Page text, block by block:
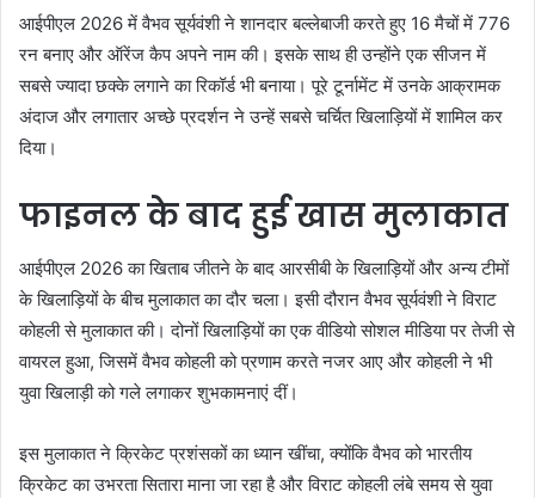
आईपीएल 2026 में वैभव सूर्यवंशी ने शानदार बल्लेबाजी करते हुए 16 मैचों में 776
रन बनाए और ऑरेंज कैप अपने नाम की। इसके साथ ही उन्होंने एक सीजन में
सबसे ज्यादा छक्के लगाने का रिकॉर्ड भी बनाया। पूरे टूर्नामेंट में उनके आक्रामक
अंदाज और लगातार अच्छे प्रदर्शन ने उन्हें सबसे चर्चित खिलाड़ियों में शामिल कर
दिया।
फाइनल के बाद हुई खास मुलाकात
आईपीएल 2026 का खिताब जीतने के बाद आरसीबी के खिलाड़ियों और अन्य टीमों
के खिलाड़ियों के बीच मुलाकात का दौर चला। इसी दौरान वैभव सूर्यवंशी ने विराट
कोहली से मुलाकात की। दोनों खिलाड़ियों का एक वीडियो सोशल मीडिया पर तेजी से
वायरल हुआ, जिसमें वैभव कोहली को प्रणाम करते नजर आए और कोहली ने भी
युवा खिलाड़ी को गले लगाकर शुभकामनाएं दीं।
इस मुलाकात ने क्रिकेट प्रशंसकों का ध्यान खींचा, क्योंकि वैभव को भारतीय
क्रिकेट का उभरता सितारा माना जा रहा है और विराट कोहली लंबे समय से युवा